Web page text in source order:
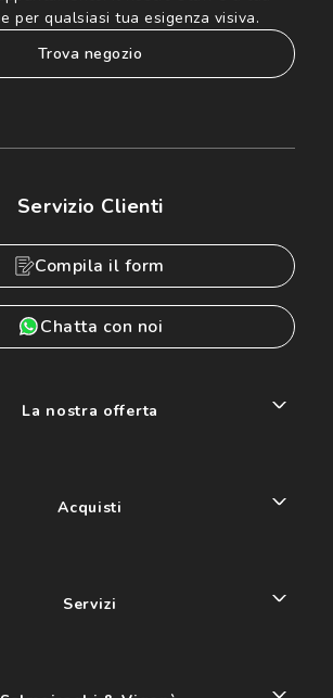
per qualsiasi tua esigenza visiva.
trova negozio
Servizio Clienti
Compila il form
Chatta con noi
La nostra offerta
Acquisti
Servizi